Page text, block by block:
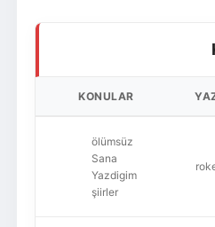
KONULAR
ölümsüz
Sana
Yazdigim
şiirler